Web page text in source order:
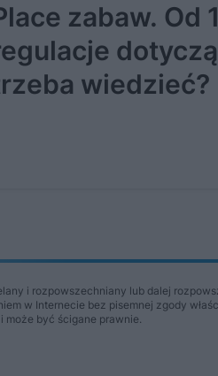
zabaw. Od
wiedzieć?
i rozpowszechniany lub dalej
w Internecie bez pisemnej zgody
może być ścigane prawnie.